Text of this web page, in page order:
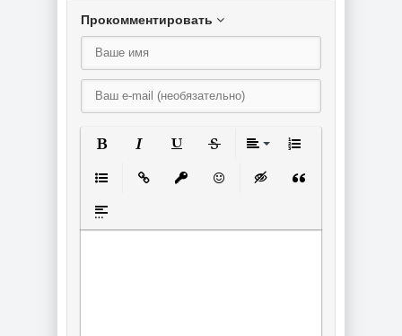
Прокомментировать
Вставка спойлера